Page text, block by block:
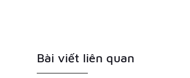
Bài viết liên quan